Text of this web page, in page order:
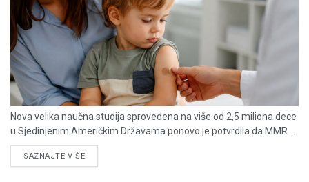
Nova velika naučna studija sprovedena na više od 2,5 miliona dece
u Sjedinjenim Američkim Državama ponovo je potvrdila da MMR...
SAZNAJTE VIŠEDETAILS